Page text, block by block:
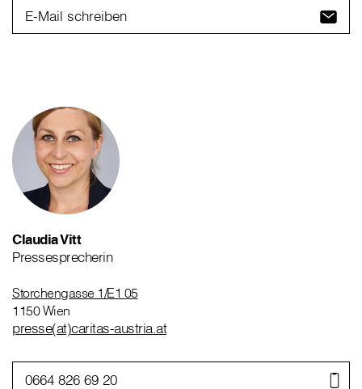
E-Mail schreiben
Claudia Vitt
Pressesprecherin
Storchengasse 1/E1 05
1150 Wien
presse(at)caritas-austria.at
0664 826 69 20